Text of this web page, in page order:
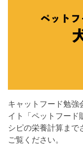
キャットフード勉強
イト「ペットフード
シピの栄養計算まで
ご覧ください。